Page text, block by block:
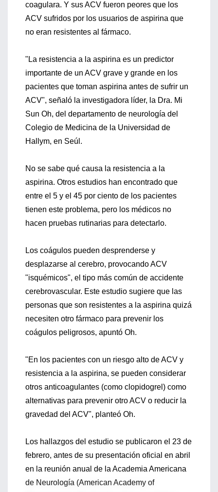
coagulara. Y sus ACV fueron peores que los
ACV sufridos por los usuarios de aspirina que
no eran resistentes al fármaco.
"La resistencia a la aspirina es un predictor
importante de un ACV grave y grande en los
pacientes que toman aspirina antes de sufrir un
ACV", señaló la investigadora líder, la Dra. Mi
Sun Oh, del departamento de neurología del
Colegio de Medicina de la Universidad de
Hallym, en Seúl.
No se sabe qué causa la resistencia a la
aspirina. Otros estudios han encontrado que
entre el 5 y el 45 por ciento de los pacientes
tienen este problema, pero los médicos no
hacen pruebas rutinarias para detectarlo.
Los coágulos pueden desprenderse y
desplazarse al cerebro, provocando ACV
"isquémicos", el tipo más común de accidente
cerebrovascular. Este estudio sugiere que las
personas que son resistentes a la aspirina quizá
necesiten otro fármaco para prevenir los
coágulos peligrosos, apuntó Oh.
"En los pacientes con un riesgo alto de ACV y
resistencia a la aspirina, se pueden considerar
otros anticoagulantes (como clopidogrel) como
alternativas para prevenir otro ACV o reducir la
gravedad del ACV", planteó Oh.
Los hallazgos del estudio se publicaron el 23 de
febrero, antes de su presentación oficial en abril
en la reunión anual de la Academia Americana
de Neurología (American Academy of